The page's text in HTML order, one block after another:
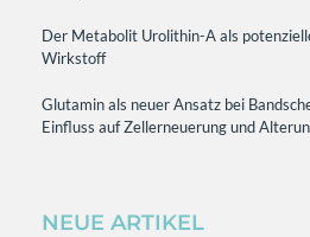
Der Metabolit Urolithin-A als
Wirkstoff
Glutamin als neuer Ansatz bei
Einfluss auf Zellerneuerung und
NEUE ARTIKEL